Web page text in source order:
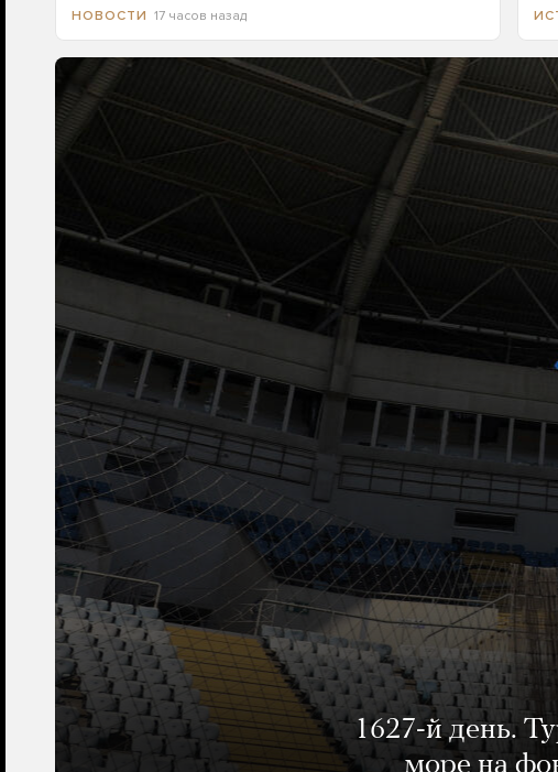
НОВОСТИ 17 часов назад
1627-й день.
море на